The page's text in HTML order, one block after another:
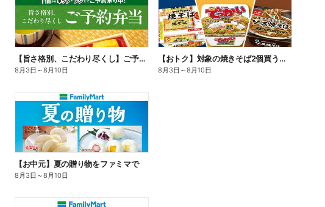
【旨さ格別、こだわり尽くし】ご予約弁当
8月3日 ～8月10日
【おトク】対象の焼きそば2個買うと100円引き!
8月3日 ～8月10日
【お中元】夏の贈り物をファミマで
8月3日 ～8月10日